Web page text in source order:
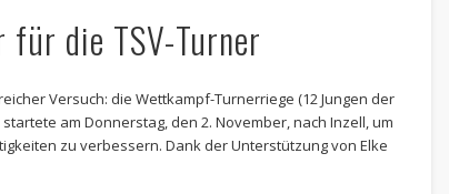
die TSV-Turner
Versuch: die Wettkampf-Turnerriege (12 Jungen der
am Donnerstag, den 2. November, nach Inzell, um
zu verbessern. Dank der Unterstützung von Elke